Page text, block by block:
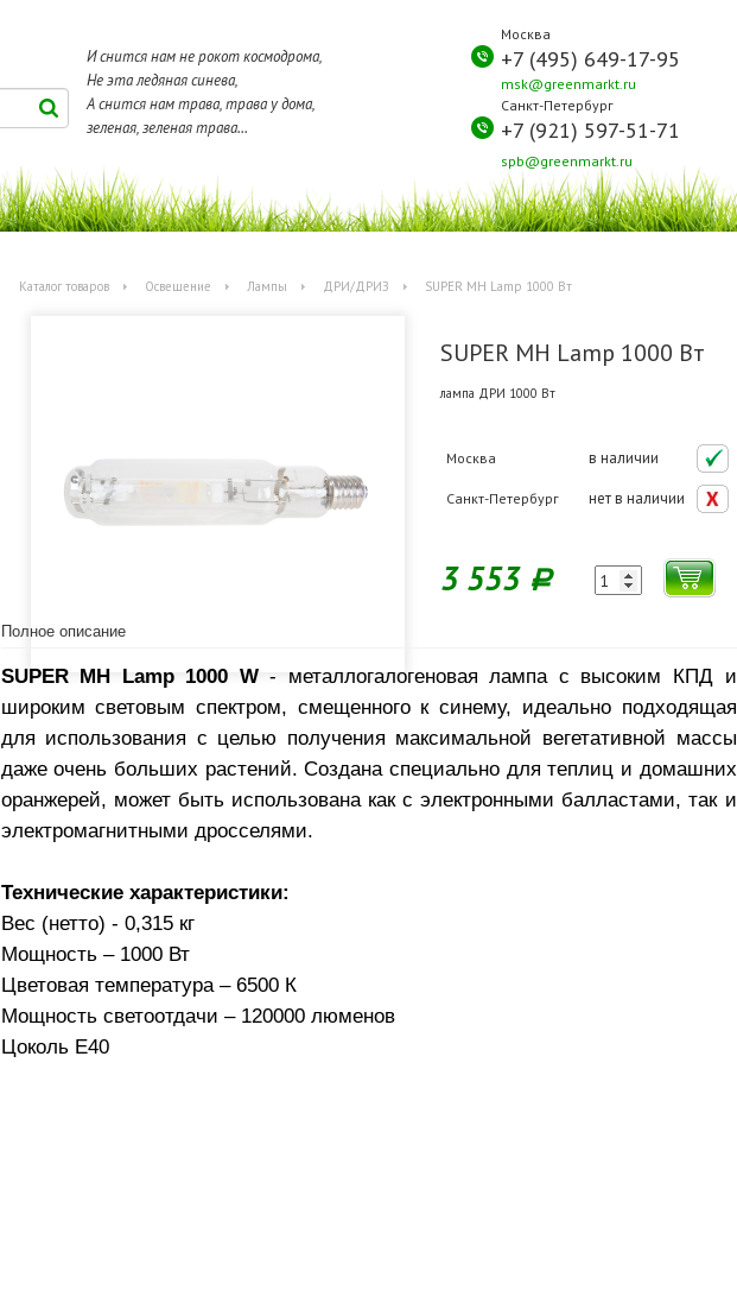
И снится нам не рокот космодрома,
Не эта ледяная синева,
А снится нам трава, трава у дома,
зеленая, зеленая трава...
Москва
+7 (495) 649-17-95
msk@greenmarkt.ru
Санкт-Петербург
+7 (921) 597-51-71
spb@greenmarkt.ru
Каталог товаров Освещение Лампы ДРИ/ДРИЗ SUPER MH Lamp 1000 Вт
SUPER MH Lamp 1000 Вт
лампа ДРИ 1000 Вт
Москва в наличии
Санкт-Петербург нет в наличии
3 553 Р
Полное описание
SUPER MH Lamp 1000 W- металлогалогеновая лампа с высоким КПД и
широким световым спектром, смещенного к синему, идеально подходящая
для использования с целью получения максимальной вегетативной массы
даже очень больших растений. Создана специально для теплиц и домашних
оранжерей, может быть использована как с электронными балластами, так и
электромагнитными дросселями.
Технические характеристики:
Вес (нетто) - 0,315 кг
Мощность – 1000 Вт
Цветовая температура – 6500 К
Мощность светоотдачи – 120000 люменов
Цоколь E40